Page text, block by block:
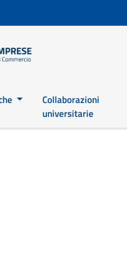
Main 2026
Collaborazioni
universitarie